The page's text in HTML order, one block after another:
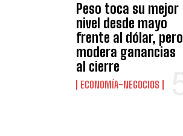
Peso toca su mejor
nivel desde mayo
frente al dólar, pero
modera ganancias
al cierre
ECONOMÍA-NEGOCIOS